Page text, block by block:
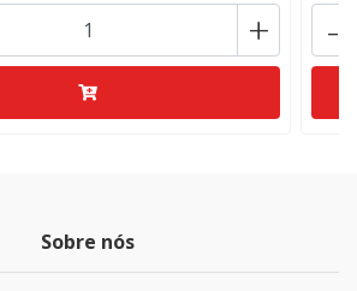
+ -
Sobre nós